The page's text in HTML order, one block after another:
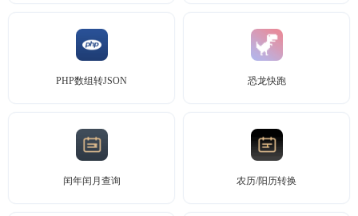
PHP数组转JSON 恐龙快跑
闰年闰月查询 农历/阳历转换